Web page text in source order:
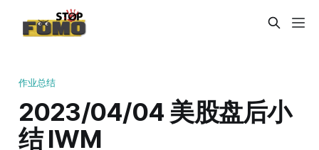
作业总结
2023/04/04 美股盘后小
结 IWM